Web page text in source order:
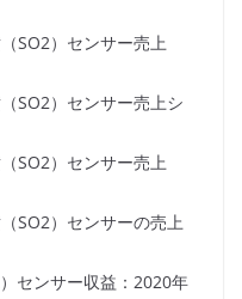
SO2）センサー売上
SO2）センサー売上シ
SO2）センサー売上
SO2）センサーの売上
センサー収益：2020年